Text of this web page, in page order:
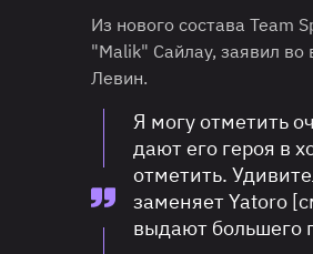
Из нового состава
"Malik" Сайлау, заявил
Левин.
Я могу отметить
дают его героя в
отметить.
заменяет Yatoro
выдают большего